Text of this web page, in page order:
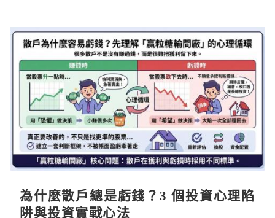
為什麼散戶總是虧錢？3 個投資心理陷
阱與投資實戰心法